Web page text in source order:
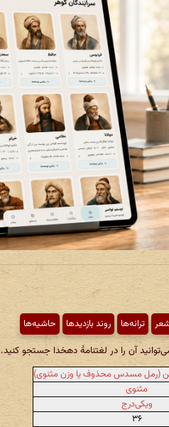
ترانه‌ها روند بازدیدها حاشیه‌ها
آن را در لغتنامهٔ دهخدا جستجو کنید.
(رمل مسدس محذوف یا وزن مثنوی)
مثنوی
ویکی‌درج
۳۶